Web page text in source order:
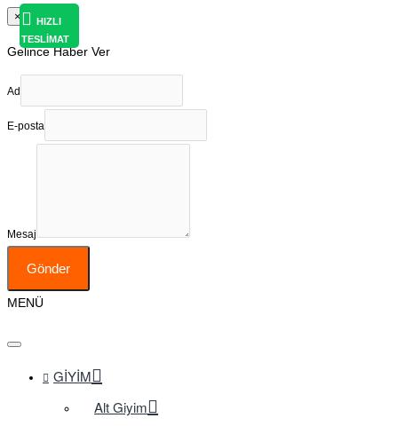
×
Gelince Haber Ver
Ad
E-posta
Mesaj
Gönder
MENÜ
GIYIM
Alt Giyim
HIZLI
TESLİMAT